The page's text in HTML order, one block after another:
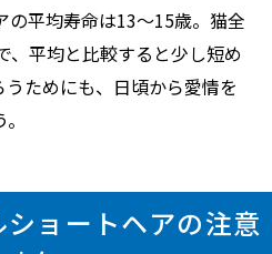
の平均寿命は13〜15歳。猫全
、平均と比較すると少し短め
ためにも、日頃から愛情を
ョートヘアの注意